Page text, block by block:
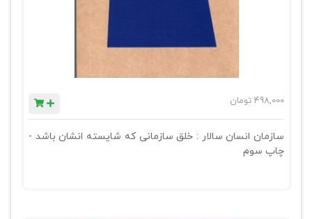
498,000 تومان
سازمان انسان سالار : خلق سازمانی که شایسته انشان باشد -
چاپ سوم